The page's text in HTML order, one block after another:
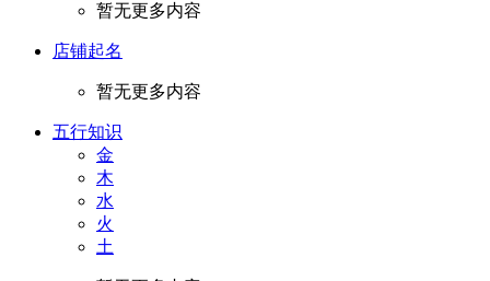
暂无更多内容
店铺起名
暂无更多内容
五行知识
金
木
水
火
土